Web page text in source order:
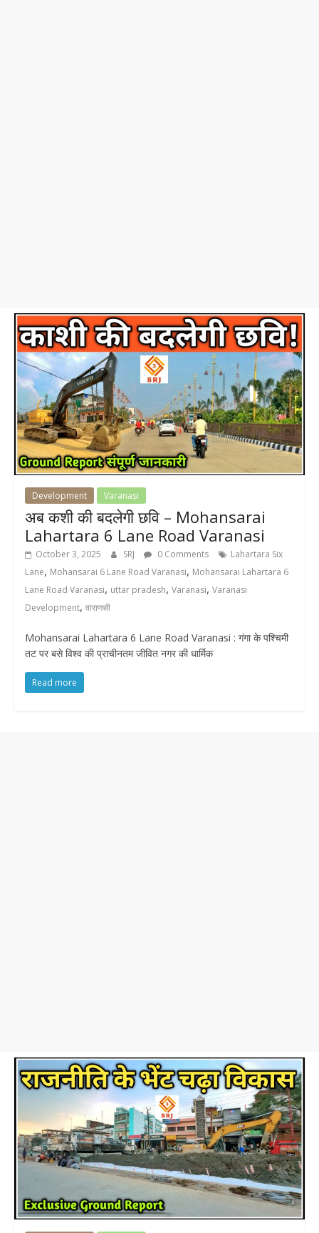
Development Varanasi
अब कशी की बदलेगी छवि – Mohansarai
Lahartara 6 Lane Road Varanasi
October 3, 2025 SRJ 0 Comments
Lahartara Six
Lane, Mohansarai 6 Lane Road Varanasi, Mohansarai Lahartara 6
Lane Road Varanasi, uttar pradesh, Varanasi, Varanasi
Development, वाराणसी
Mohansarai Lahartara 6 Lane Road Varanasi : गंगा के पश्चिमी
तट पर बसे विश्व की प्राचीनतम जीवित नगर की धार्मिक
Read more